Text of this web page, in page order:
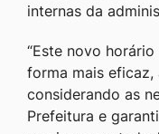
internas da
“Este novo
forma mais eficaz,
considerando as
Prefeitura e